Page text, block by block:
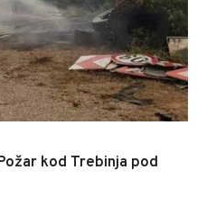
kod Trebinja pod